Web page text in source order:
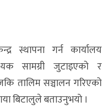
स्थापना गर्न कार्यालय
सामग्री जुटाइएको र
तालिम सञ्चालन गरिएको
बिटालुले बताउनुभयो ।